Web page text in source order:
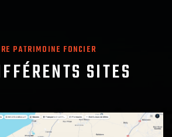
PATRIMOINE FONCIER
SITES